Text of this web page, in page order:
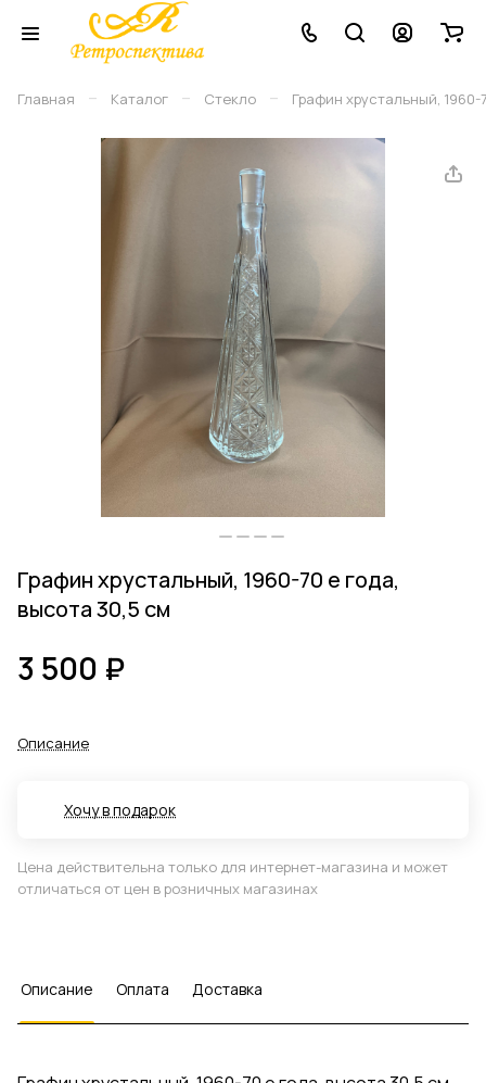
Главная – Каталог – Стекло – Графин хрустальный,
Графин хрустальный, 1960-70 е года,
высота 30,5 см
3 500 ₽
Описание
Хочу в подарок
Цена действительна только для интернет-магазина и может
отличаться от цен в розничных магазинах
Описание Оплата Доставка